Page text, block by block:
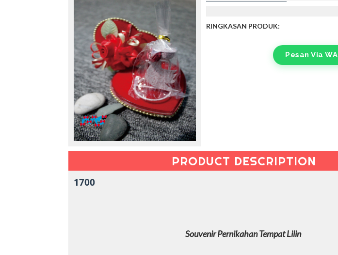
RINGKASAN PRODUK:
Pesan Via WA
PRODUCT DESCRIPTION
1700
Souvenir Pernikahan Tempat Lilin